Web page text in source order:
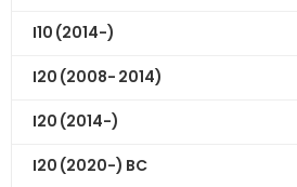
I10 (2014-)
I20 (2008- 2014)
I20 (2014-)
I20 (2020-) BC